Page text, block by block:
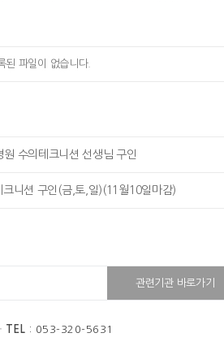
된 파일이 없습니다.
수의테크니션 선생님 구인
니션 구인(금,토,일)(11월10일마감)
관련기관 바로가기
대구보건대학교병원
TEL : 053-320-5631